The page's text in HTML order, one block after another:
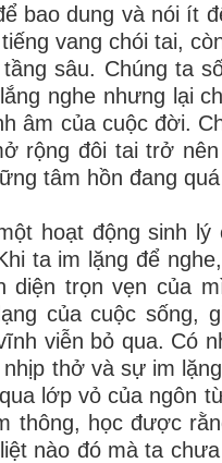
bao dung và nói ít
vang chói tai,
sâu. Chúng ta
nghe nhưng lại
âm của cuộc đời.
rộng đôi tai trở
tâm hồn đang
hoạt động sinh
ta im lặng để
trọn vẹn của
của cuộc sống,
viễn bỏ qua. Có
thở và sự im
lớp vỏ của ngôn
thông, học được
nào đó mà ta